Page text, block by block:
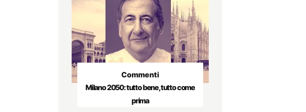
Commenti
Milano 2050: tutto bene, tutto come
prima